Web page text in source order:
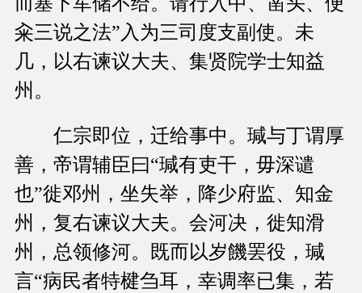
籴三说之法”入为三司度支副使。未
几，以右谏议大夫、集贤院学士知益
州。
仁宗即位，迁给事中。瑊与丁谓厚
善，帝谓辅臣曰“瑊有吏干，毋深谴
也”徙邓州，坐失举，降少府监、知金
州，复右谏议大夫。会河决，徙知滑
州，总领修河。既而以岁饑罢役，瑊
言“病民者特楗刍耳，幸调率已集，若